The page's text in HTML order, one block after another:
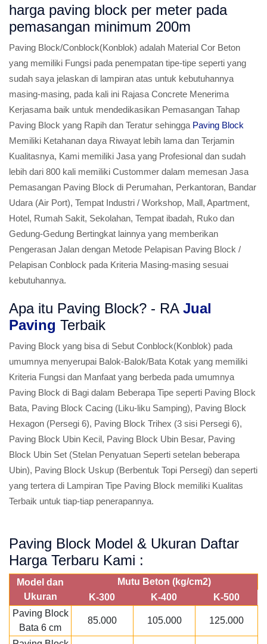
harga paving block per meter pada
pemasangan minimum 200m
Paving Block/Conblock(Konblok) adalah Material Cor Beton
yang memiliki Fungsi pada penempatan tipe-tipe seperti yang
sudah saya jelaskan di lampiran atas untuk kebutuhannya
masing-masing, pada kali ini Rajasa Concrete Menerima
Kerjasama baik untuk mendedikasikan Pemasangan Tahap
Paving Block yang Rapih dan Teratur sehingga Paving Block
Memiliki Ketahanan daya Riwayat lebih lama dan Terjamin
Kualitasnya, Kami memiliki Jasa yang Profesional dan sudah
lebih dari 800 kali memiliki Custommer dalam memesan Jasa
Pemasangan Paving Block di Perumahan, Perkantoran, Bandar
Udara (Air Port), Tempat Industri / Workshop, Mall, Apartment,
Hotel, Rumah Sakit, Sekolahan, Tempat ibadah, Ruko dan
Gedung-Gedung Bertingkat lainnya yang memberikan
Pengerasan Jalan dengan Metode Pelapisan Paving Block /
Pelapisan Conblock pada Kriteria Masing-masing sesuai
kebutuhannya.
Apa itu Paving Block? - RA Jual
Paving Terbaik
Paving Block yang bisa di Sebut Conblock(Konblok) pada
umumnya menyerupai Balok-Balok/Bata Kotak yang memiliki
Kriteria Fungsi dan Manfaat yang berbeda pada umumnya
Paving Block di Bagi dalam Beberapa Tipe seperti Paving Block
Bata, Paving Block Cacing (Liku-liku Samping), Paving Block
Hexagon (Persegi 6), Paving Block Trihex (3 sisi Persegi 6),
Paving Block Ubin Kecil, Paving Block Ubin Besar, Paving
Block Ubin Set (Stelan Penyatuan Seperti setelan beberapa
Ubin), Paving Block Uskup (Berbentuk Topi Persegi) dan seperti
yang tertera di Lampiran Tipe Paving Block memiliki Kualitas
Terbaik untuk tiap-tiap penerapannya.
Paving Block Model & Ukuran Daftar
Harga Terbaru Kami :
Model dan
Ukuran
Mutu Beton (kg/cm2)
K-300
K-400
K-500
Paving Block
Bata 6 cm
85.000 105.000 125.000